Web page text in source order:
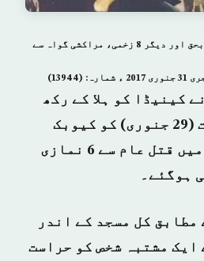
مسلح حملے میں 6 نمازی جاں بحق اور دیگر 8 زخمی، مراکشی گواہ سے
کینیڈا کو ہلا کے رکھ
دیا، جب پرسوں رات (29 جنوری) کو کیوبک
شہر میں ایک مسجد میں قتل عام سے 6 نمازی
کل مسجد کے اندر
ایک مشتبہ شخص کو حراست